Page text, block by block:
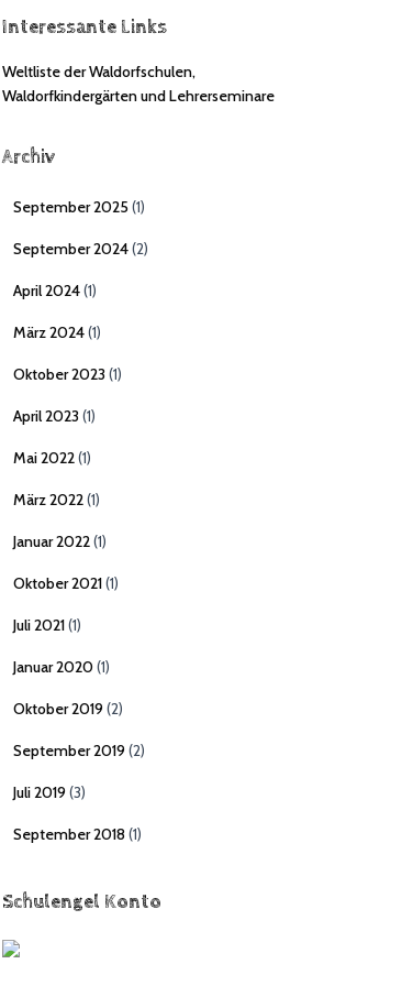
Interessante Links
Weltliste der Waldorfschulen,
Waldorfkindergärten und Lehrerseminare
Archiv
September 2025(1)
September 2024(2)
April 2024(1)
März 2024(1)
Oktober 2023(1)
April 2023(1)
Mai 2022(1)
März 2022(1)
Januar 2022(1)
Oktober 2021(1)
Juli 2021(1)
Januar 2020(1)
Oktober 2019(2)
September 2019(2)
Juli 2019(3)
September 2018(1)
Schulengel Konto